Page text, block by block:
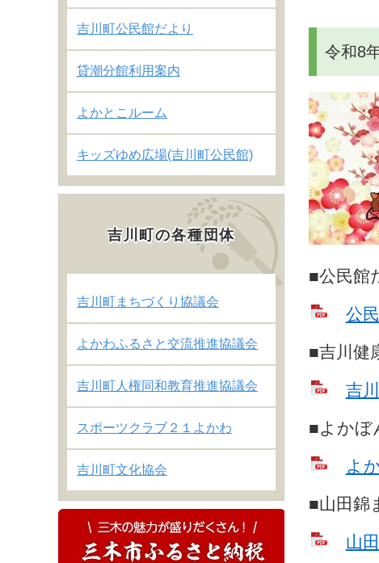
令和8
■公民館
公
■吉川健
吉
■よかぼ
よ
■山田錦
山
吉川町公民館だより
貸潮分館利用案内
よかとこルーム
キッズゆめ広場(吉川町公民館)
吉川町の各種団体
吉川町まちづくり協議会
よかわふるさと交流推進協議会
吉川町人権同和教育推進協議会
スポーツクラブ２１よかわ
吉川町文化協会